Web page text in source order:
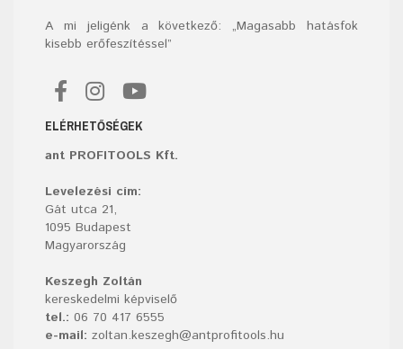
A mi jeligénk a következő: „Magasabb hatásfok
kisebb erőfeszítéssel”
ELÉRHETŐSÉGEK
ant PROFITOOLS Kft.
Levelezési cím:
Gát utca 21,
1095 Budapest
Magyarország
Keszegh Zoltán
kereskedelmi képviselő
tel.: 06 70 417 6555
e-mail: zoltan.keszegh@antprofitools.hu